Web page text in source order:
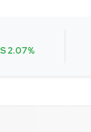
2.07%